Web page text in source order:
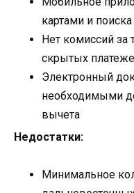
картами и
Нет комиссий за
скрытых
Электронный
необходимыми
вычета
Недостатки:
Минимальное